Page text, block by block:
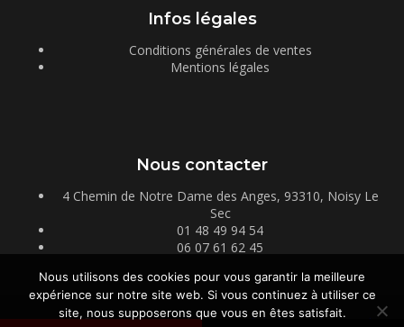
Infos légales
Conditions générales de ventes
Mentions légales
Nous contacter
4 Chemin de Notre Dame des Anges, 93310, Noisy Le
Sec
01 48 49 94 54
06 07 61 62 45
Copyright © Pigments et Matières 2026Réalisé par Tokiz Digital
Nous utilisons des cookies pour vous garantir la meilleure
expérience sur notre site web. Si vous continuez à utiliser ce
site, nous supposerons que vous en êtes satisfait.